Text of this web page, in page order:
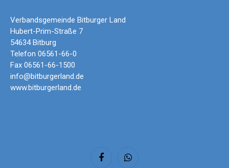
Verbandsgemeinde Bitburger Land
Hubert-Prim-Straße 7
54634 Bitburg
Telefon 06561-66-0
Fax 06561-66-1500
info@bitburgerland.de
www.bitburgerland.de
FacebookWhatsApp